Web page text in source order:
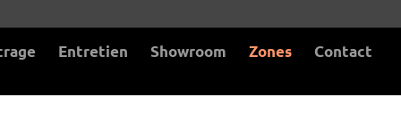
Entretien Showroom Zones Contact